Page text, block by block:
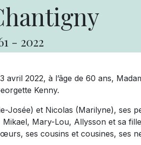
- 2022
2022, à l’âge de 60 ans,
Kenny.
Josée) et Nicolas (Marilyne), ses
Mary-Lou, Allysson et sa
ses cousins et cousines, ses